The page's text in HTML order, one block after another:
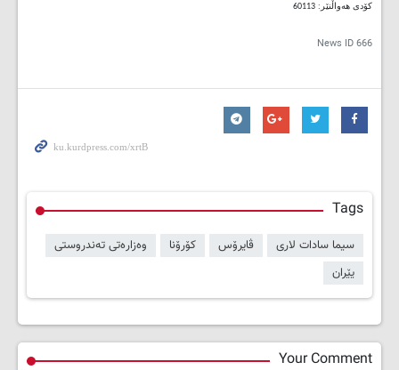
کۆدی هەواڵنێر: 60113
News ID666
Tags
سیما سادات لاری ڤایرۆس کۆرۆنا
وەزارەتی تەندروستی
یێران
Your Comment